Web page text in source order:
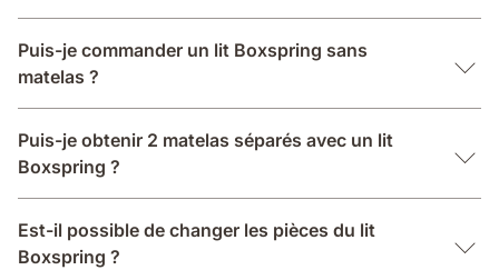
Puis-je commander un lit Boxspring sans
matelas ?
Puis-je obtenir 2 matelas séparés avec un lit
Boxspring ?
Est-il possible de changer les pièces du lit
Boxspring ?